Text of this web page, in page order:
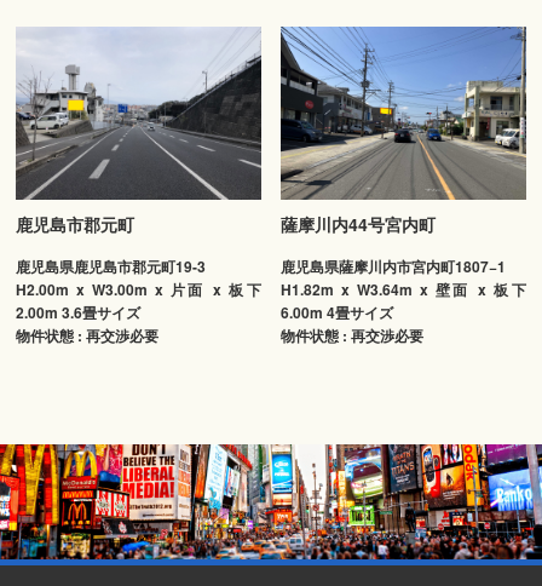
鹿児島市郡元町
鹿児島県鹿児島市郡元町19-3
H2.00m x W3.00m x 片面 x 板下
2.00m 3.6畳サイズ
物件状態 : 再交渉必要
薩摩川内44号宮内町
鹿児島県薩摩川内市宮内町1807−1
H1.82m x W3.64m x 壁面 x 板下
6.00m 4畳サイズ
物件状態 : 再交渉必要